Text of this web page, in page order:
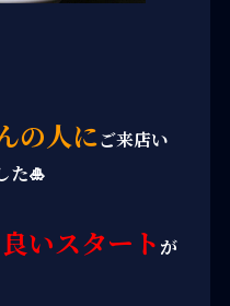
の人にご来店い
た🎍
いスタート が